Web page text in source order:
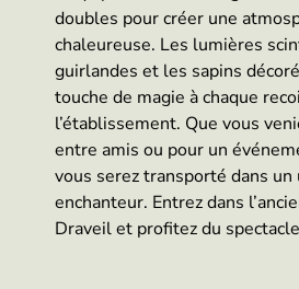
doubles pour créer une
chaleureuse. Les lumières
guirlandes et les sapins
touche de magie à chaque
l’établissement. Que vous
entre amis ou pour un
vous serez transporté dans un
enchanteur. Entrez dans
Draveil et profitez du spectacle